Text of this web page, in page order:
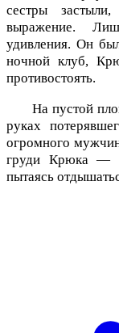
сестры
выражение.
удивления. Он
ночной клуб,
противостоять.
На пустой
руках
огромного
груди Крюка —
пытаясь